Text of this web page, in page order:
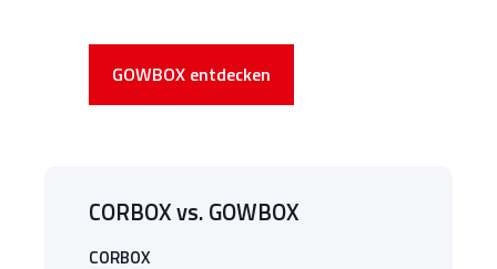
GOWBOX entdecken
CORBOX vs. GOWBOX
CORBOX